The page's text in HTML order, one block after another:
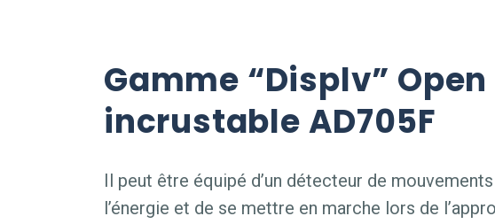
Gamme “Displv”
incrustable AD705F
Il peut être équipé d’un détecteur de
l’énergie et de se mettre en marche lors de